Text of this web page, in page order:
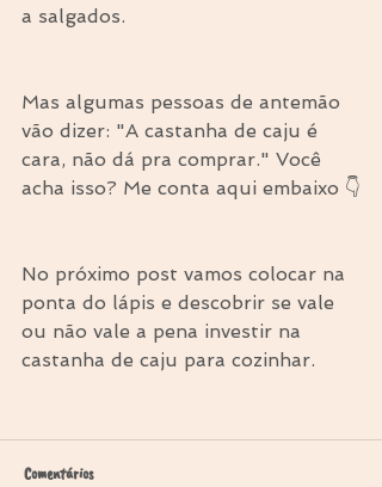
a salgados.
Mas algumas pessoas de antemão
vão dizer: "A castanha de caju é
cara, não dá pra comprar." Você
acha isso? Me conta aqui embaixo 👇
No próximo post vamos colocar na
ponta do lápis e descobrir se vale
ou não vale a pena investir na
castanha de caju para cozinhar.
Comentários